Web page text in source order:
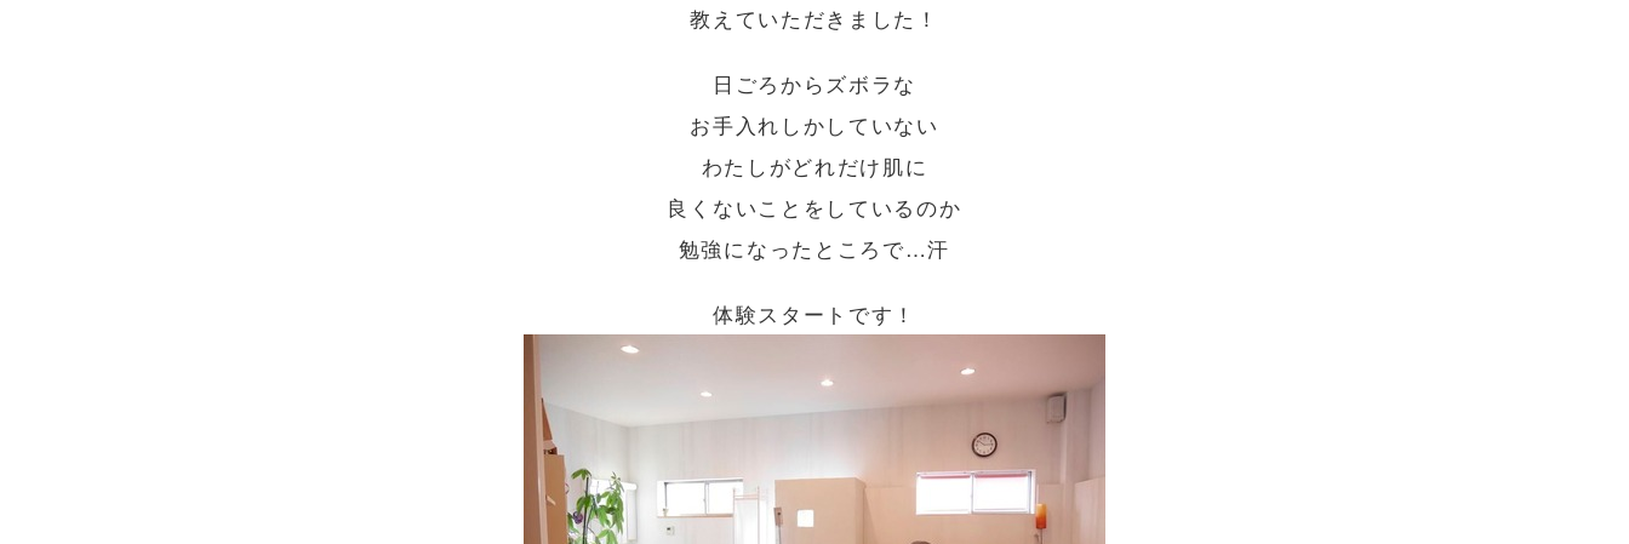
教えていただきました！
日ごろからズボラな
お手入れしかしていない
わたしがどれだけ肌に
良くないことをしているのか
勉強になったところで…汗
体験スタートです！